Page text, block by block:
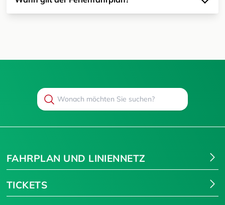
Search
FAHRPLAN UND LINIENNETZ
TICKETS